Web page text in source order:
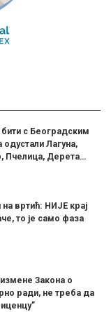
с Београдским
Лагуна,
Пчелица, Дерета…
на вртић: НИЈЕ крај
то је само фаза
Закона о
ради, не треба да